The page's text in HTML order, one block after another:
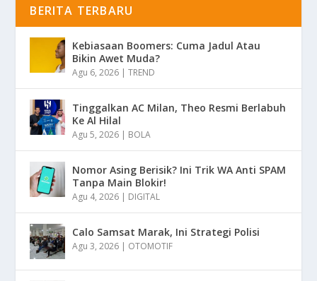
BERITA TERBARU
Kebiasaan Boomers: Cuma Jadul Atau
Bikin Awet Muda?
Agu 6, 2026 |TREND
Tinggalkan AC Milan, Theo Resmi Berlabuh
Ke Al Hilal
Agu 5, 2026 | BOLA
Nomor Asing Berisik? Ini Trik WA Anti SPAM
Tanpa Main Blokir!
Agu 4, 2026 | DIGITAL
Calo Samsat Marak, Ini Strategi Polisi
Agu 3, 2026 | OTOMOTIF